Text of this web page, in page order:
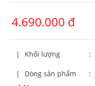
4.690.000 đ
| Khối lượng :
| Dòng sản phẩm :